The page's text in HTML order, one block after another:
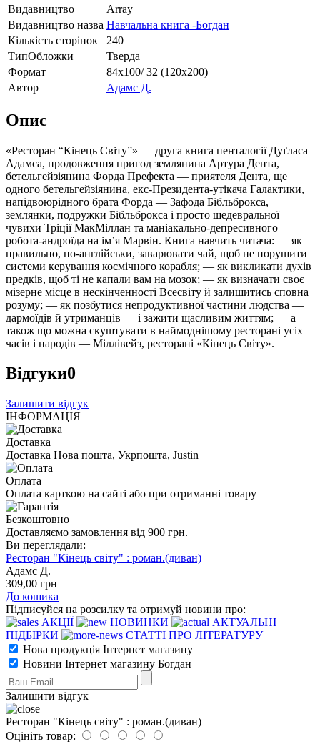
Видавництво
Array
Видавництво назва Навчальна книга -Богдан
Кількість сторінок
240
ТипОбложки
Тверда
Формат
84х100/ 32 (120х200)
Автор
Адамс Д.
Опис
«Ресторан “Кінець Світу”» — друга книга пенталогії Дуґласа
Адамса, продовження пригод землянина Артура Дента,
бетельгейзіянина Форда Префекта — приятеля Дента, ще
одного бетельгейзіянина, екс-Президента-утікача Галактики,
напідвоюрідного брата Форда — Зафода Бібльброкса,
землянки, подружки Бібльброкса і просто шедевральної
чувихи Тріції МакМіллан та маніакально-депресивного
робота-андроїда на ім’я Марвін. Книга навчить читача: — як
правильно, по-англійськи, заварювати чай, щоб не порушити
системи керування космічного корабля; — як викликати духів
предків, щоб ті не капали вам на мозок; — як визначати своє
мізерне місце в нескінченності Всесвіту й залишитись сповна
розуму; — як позбутися непродуктивної частини людства —
дармоїдів й утриманців — і зажити щасливим життям; — а
також що можна скуштувати в наймоднішому ресторані усіх
часів і народів — Міллівейз, ресторані «Кінець Світу».
Відгуки0
Залишити відгук
ІНФОРМАЦІЯ
Доставка
Доставка Нова пошта, Укрпошта, Justin
Оплата
Оплата карткою на сайті або при отриманні товару
Безкоштовно
Доставляємо замовлення від 900 грн.
Ви переглядали:
Ресторан "Кінець світу" : роман.(диван)
Адамс Д.
309,00 грн
До кошика
Підписуйся на розсилку та отримуй новини про:
АКЦІЇ
НОВИНКИ
АКТУАЛЬНІ
ПІДБІРКИ
СТАТТІ ПРО ЛІТЕРАТУРУ
Нова продукція Інтернет магазину
Новини Інтернет магазину Богдан
Залишити відгук
Ресторан "Кінець світу" : роман.(диван)
Оцініть товар: